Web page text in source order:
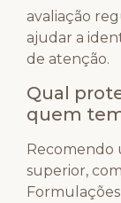
avaliação
ajudar a
de atenção.
Qual
quem
Recomendo
superior,